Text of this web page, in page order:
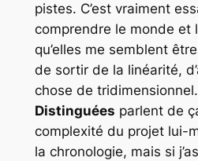
pistes. C’est vraiment
comprendre le monde et
qu’elles me semblent
de sortir de la linéarité,
chose de
Distinguées parlent de
complexité du projet lui-
la chronologie, mais si